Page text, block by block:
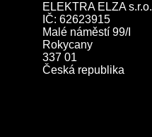
ELEKTRA ELZA s.r.o.
IČ: 62623915
Malé náměstí 99/I
Rokycany
337 01
Česká republika